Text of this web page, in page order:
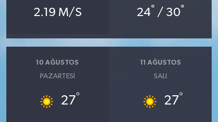
2.19 M/S 24° / 30°
10 AĞUSTOS
PAZARTESI
27°
11 AĞUSTOS
SALI
27°